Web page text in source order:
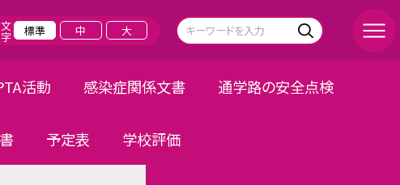
文字 標準 中 大
活動 感染症関係文書 通学路の安全点検
予定表 学校評価